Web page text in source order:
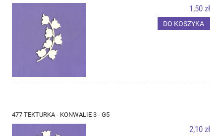
1,50 zł
DO KOSZYKA
477 TEKTURKA - KONWALIE 3 - G5
2,10 zł